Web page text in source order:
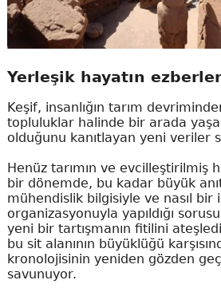
Yerleşik hayatın
Keşif, insanlığın tarım
topluluklar halinde bir arada
olduğunu kanıtlayan yeni veriler
Henüz tarımın ve evcilleştirilmiş
bir dönemde, bu kadar büyük
mühendislik bilgisiyle ve nasıl bir
organizasyonuyla yapıldığı
yeni bir tartışmanın fitilini
bu sit alanının büyüklüğü
kronolojisinin yeniden gözden
savunuyor.